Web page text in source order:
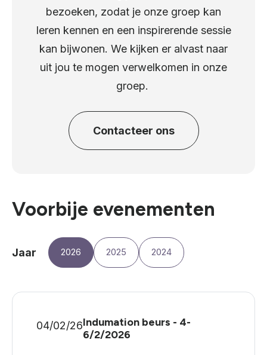
bezoeken, zodat je onze groep kan
leren kennen en een inspirerende sessie
kan bijwonen. We kijken er alvast naar
uit jou te mogen verwelkomen in onze
groep.
Contacteer ons
Voorbije evenementen
Jaar 2026 2025 2024
04/02/26Indumation beurs - 4-
6/2/2026